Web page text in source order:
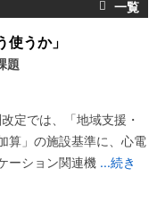
うか」
題
定では、「地域支援・
算」の施設基準に、心電
ーション関連機 ...続き